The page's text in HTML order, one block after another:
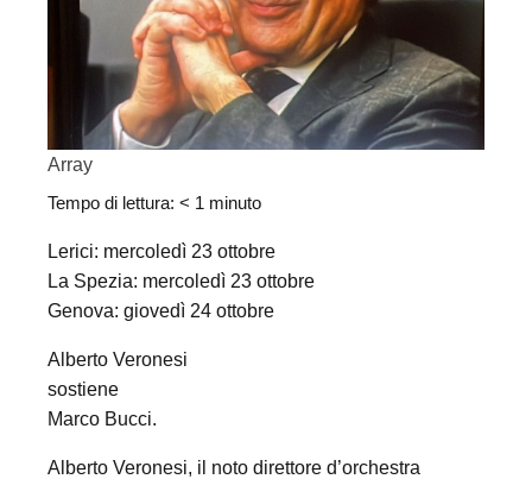
Array
Tempo di lettura: < 1 minuto
Lerici: mercoledì 23 ottobre
La Spezia: mercoledì 23 ottobre
Genova: giovedì 24 ottobre
Alberto Veronesi
sostiene
Marco Bucci.
Alberto Veronesi, il noto direttore d’orchestra